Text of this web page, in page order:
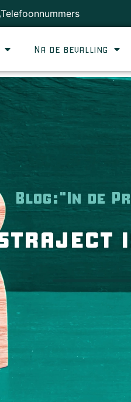
Telefoonnummers
Na de bevalling
Blog:"In de